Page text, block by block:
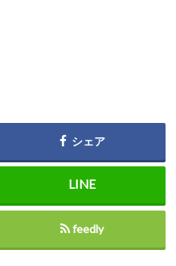
シェア
feedly